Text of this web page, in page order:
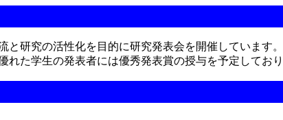
研究の活性化を目的に研究発表会を開催しています
た学生の発表者には優秀発表賞の授与を予定してお